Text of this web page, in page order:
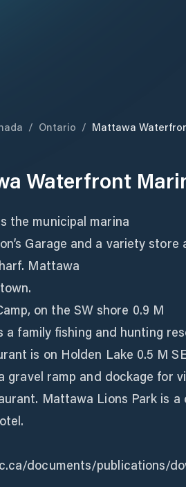
/ Ontario / Mattawa
Waterfront
the municipal marina
Garage and a variety
Mattawa
on the SW shore 0.9 M
a family fishing and hunting
is on Holden Lake 0.5 M
gravel ramp and dockage for
Mattawa Lions Park is a
documents/publications/